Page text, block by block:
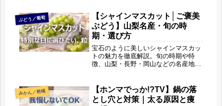
る美容と健康のためのフルーツ習慣を
「旬果びより」がお届けします。
ぶどう／葡萄
【シャインマスカット│ご褒美
ぶどう】山梨名産・旬の時
期・選び方
宝石のように美しいシャインマスカッ
トの魅力を徹底解説。旬の時期や特
徴、山梨・長野・岡山などの名産地の
分へのご褒美や贈り物にぴったりな理
由がわかる一記事です。
みかん／柑橘
【ホンマでっか!?TV】鍋の落
とし穴と対策｜太る原因と痩